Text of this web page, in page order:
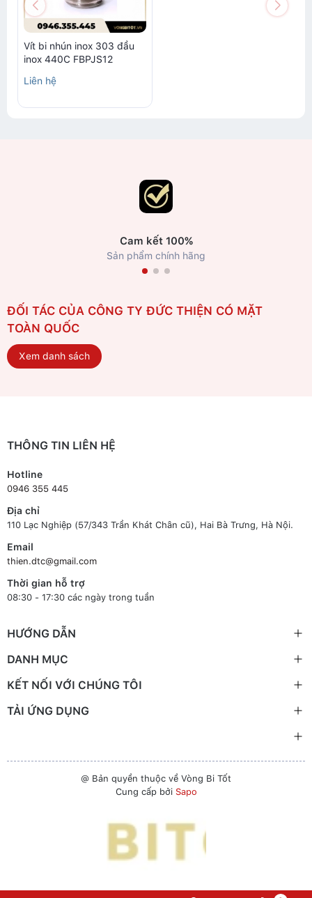
Vít bi nhún inox 303 đầu
inox 440C FBPJS12
Liên hệ
Cam kết 100%
Sản phẩm chính hãng
ĐỐI TÁC CỦA CÔNG TY ĐỨC THIỆN CÓ MẶT
TOÀN QUỐC
Xem danh sách
THÔNG TIN LIÊN HỆ
Hotline
0946 355 445
Địa chỉ
110 Lạc Nghiệp (57/343 Trần Khát Chân cũ), Hai Bà Trưng, Hà Nội.
Email
thien.dtc@gmail.com
Thời gian hỗ trợ
08:30 - 17:30 các ngày trong tuần
HƯỚNG DẪN
DANH MỤC
KẾT NỐI VỚI CHÚNG TÔI
TẢI ỨNG DỤNG
@ Bản quyền thuộc về Vòng Bi Tốt
Cung cấp bởi Sapo